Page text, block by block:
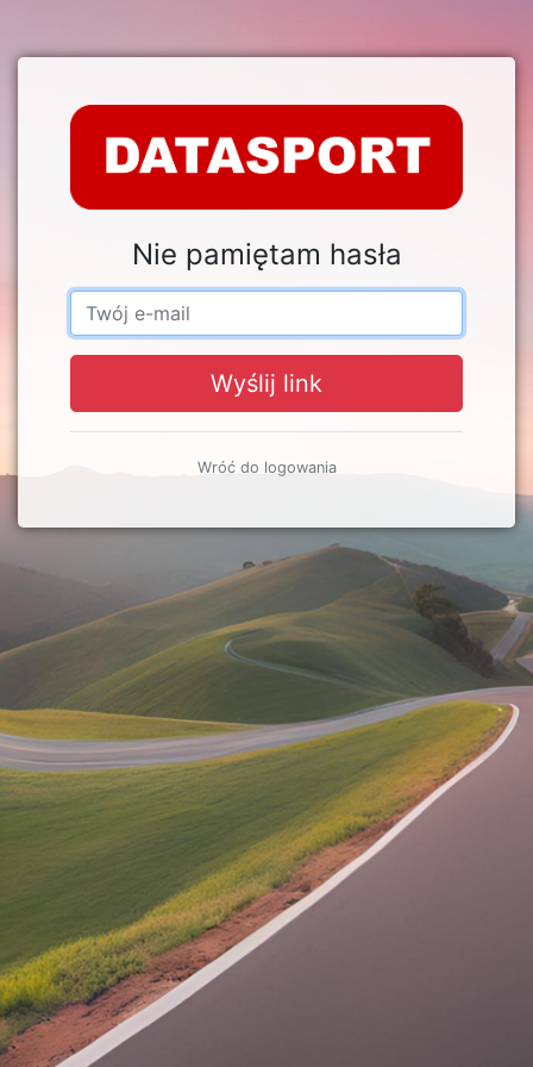
Nie pamiętam hasła
Wyślij link
Wróć do logowania